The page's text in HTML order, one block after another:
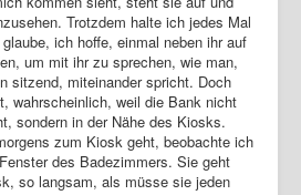
Trotzdem halte ich jedes Mal
ich hoffe, einmal neben ihr auf
um mit ihr zu sprechen, wie man,
sitzend, miteinander spricht. Doch
wahrscheinlich, weil die Bank nicht
sondern in der Nähe des Kiosks.
zum Kiosk geht, beobachte ich
des Badezimmers. Sie geht
so langsam, als müsse sie jeden